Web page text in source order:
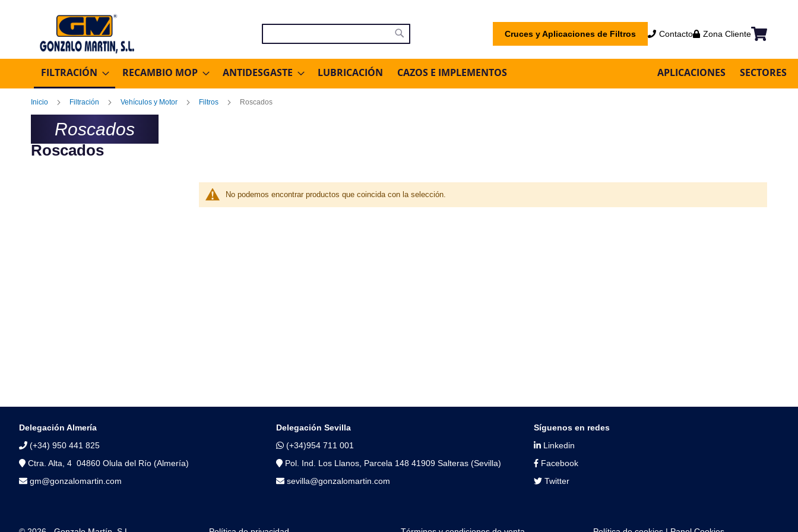
Cruces y Aplicaciones de Filtros Contacto Zona Cliente
Mi cesta
Buscar
FILTRACIÓN RECAMBIO MOP ANTIDESGASTE LUBRICACIÓN CAZOS E IMPLEMENTOS SECTORES
APLICACIONES
Inicio Filtración Vehículos y Motor Filtros Roscados
Roscados
Roscados
No podemos encontrar productos que coincida con la selección.
Delegación Almería
(+34) 950 441 825
Ctra. Alta, 4 04860 Olula del Río (Almería)
gm@gonzalomartin.com
Delegación Sevilla
(+34)954 711 001
Pol. Ind. Los Llanos, Parcela 148 41909 Salteras (Sevilla)
sevilla@gonzalomartin.com
Síguenos en redes
Linkedin
Facebook
Twitter